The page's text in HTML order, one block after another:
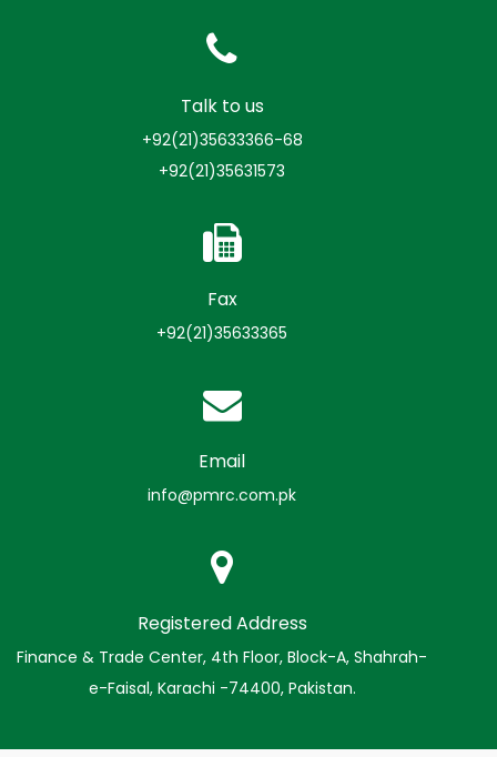
Talk to us
+92(21)35633366-68
+92(21)35631573
Fax
+92(21)35633365
Email
info@pmrc.com.pk
Registered Address
Finance & Trade Center, 4th Floor, Block-A, Shahrah-
e-Faisal, Karachi -74400, Pakistan.